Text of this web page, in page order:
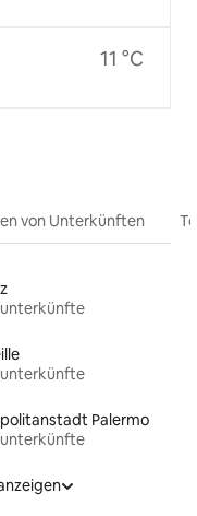
11 °C
von Unterkünften
Palermo